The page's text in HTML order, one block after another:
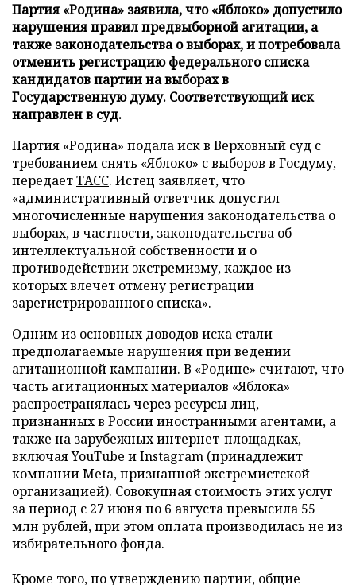
Партия «Родина» заявила, что «Яблоко» допустило
нарушения правил предвыборной агитации, а
также законодательства о выборах, и потребовала
отменить регистрацию федерального списка
кандидатов партии на выборах в
Государственную думу. Соответствующий иск
направлен в суд.
Партия «Родина» подала иск в Верховный суд с
требованием снять «Яблоко» с выборов в Госдуму,
передаетТАСС. Истец заявляет, что
«административный ответчик допустил
многочисленные нарушения законодательства о
выборах, в частности, законодательства об
интеллектуальной собственности и о
противодействии экстремизму, каждое из
которых влечет отмену регистрации
зарегистрированного списка».
Одним из основных доводов иска стали
предполагаемые нарушения при ведении
агитационной кампании. В «Родине» считают, что
часть агитационных материалов «Яблока»
распространялась через ресурсы лиц,
признанных в России иностранными агентами, а
также на зарубежных интернет-площадках,
включая YouTube и Instagram (принадлежит
компании Meta, признанной экстремистской
организацией). Совокупная стоимость этих услуг
за период с 27 июня по 6 августа превысила 55
млн рублей, при этом оплата производилась не из
избирательного фонда.
Кроме того, по утверждению партии, общие